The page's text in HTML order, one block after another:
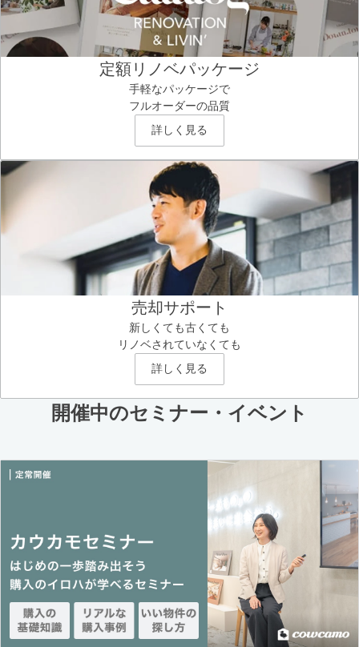
定額リノベパッケージ
手軽なパッケージで
フルオーダーの品質
詳しく見る
売却サポート
新しくても古くても
リノベされていなくても
詳しく見る
開催中のセミナー・イベント